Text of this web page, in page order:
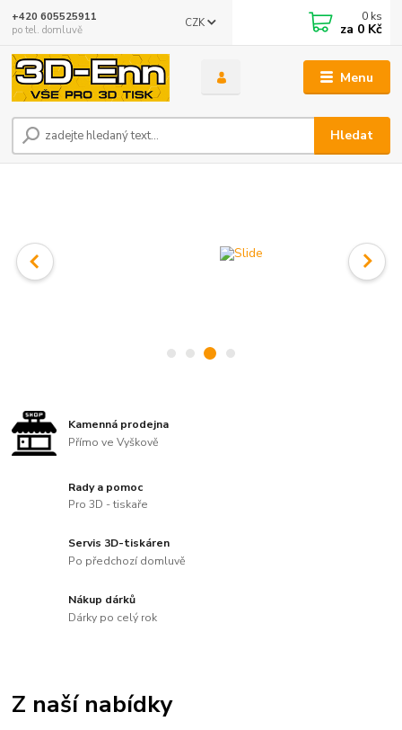
Menu
CZK
Hledat
+420 605525911
po tel. domluvě
0 ks
za 0 Kč
Kamenná prodejna
Přímo ve Vyškově
Rady a pomoc
Pro 3D - tiskaře
Servis 3D-tiskáren
Po předchozí domluvě
Nákup dárků
Dárky po celý rok
Z naší nabídky